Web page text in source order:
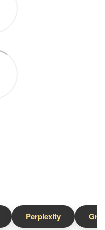
Perplexity